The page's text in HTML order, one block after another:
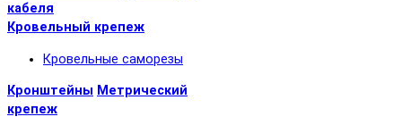
кабеля
Кровельный крепеж
Кровельные саморезы
Кронштейны Метрический
крепеж